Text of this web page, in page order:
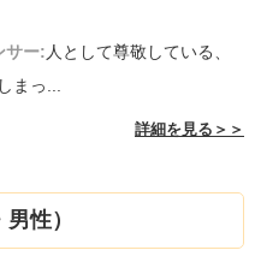
サー: 人として尊敬している、
まっ...
詳細を見る＞＞
性）